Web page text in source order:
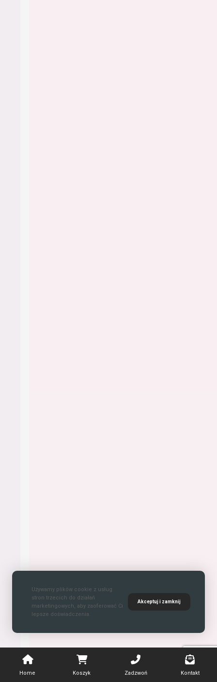
Home Koszyk Zadzwoń Kontakt
Używamy plików cookie z usług
stron trzecich do działań
marketingowych, aby zaoferować Ci
lepsze doświadczenia.
Akceptuj i zamknij